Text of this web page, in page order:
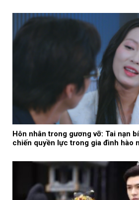
Hôn nhân trong gương vỡ: Tai nạn
chiến quyền lực trong gia đình hào